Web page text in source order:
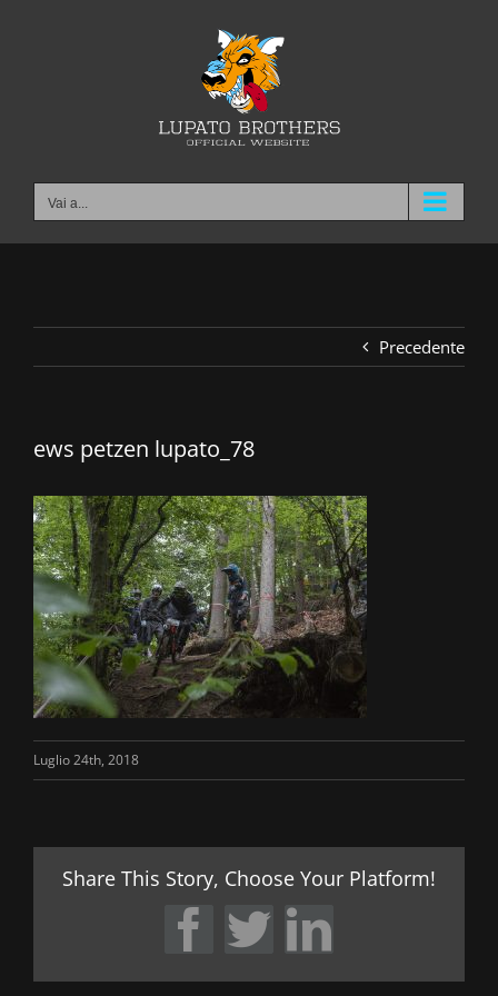
Vai a...
Precedente
ews petzen lupato_78
Luglio 24th, 2018
Share This Story, Choose Your Platform!
Facebook
TwitterLinkedIn